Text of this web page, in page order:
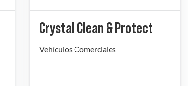
Crystal Clean & Protect
Vehículos Comerciales